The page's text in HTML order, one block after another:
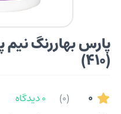
(410)
0
(0) 0 دیدگاه